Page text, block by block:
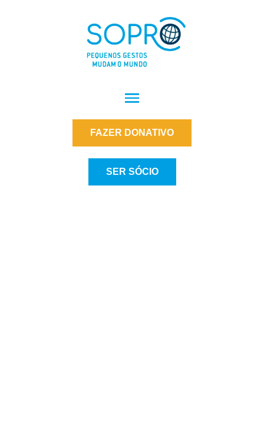
FAZER DONATIVO
SER SÓCIO